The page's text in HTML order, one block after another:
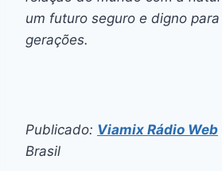
um futuro seguro e digno
gerações.
Publicado: Viamix Rádio Web
Brasil